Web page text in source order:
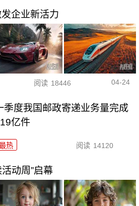
企业新活力
阅读 18446 04-24
季度我国邮政寄递业务量完成
亿件
热 阅读 14120
动周”启幕